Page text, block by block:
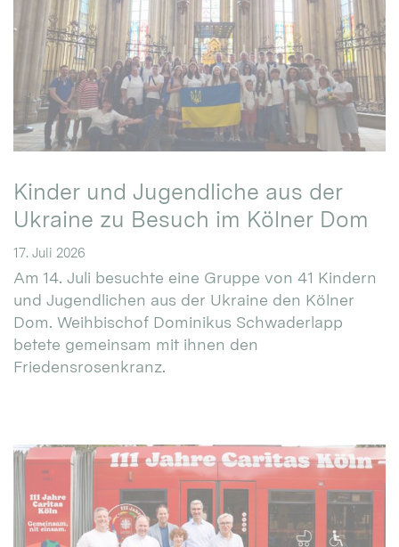
Kinder und Jugendliche aus der
Ukraine zu Besuch im Kölner Dom
17. Juli 2026
Am 14. Juli besuchte eine Gruppe von 41 Kindern
und Jugendlichen aus der Ukraine den Kölner
Dom. Weihbischof Dominikus Schwaderlapp
betete gemeinsam mit ihnen den
Friedensrosenkranz.